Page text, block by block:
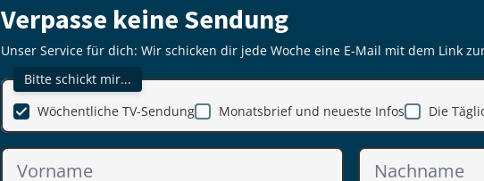
Verpasse keine Sendung
Unser Service für dich: Wir schicken dir jede Woche eine E-Mail mit dem Link
Bitte schickt mir...
Monatsbrief und neueste Infos
Die
Wöchentliche TV-Sendung